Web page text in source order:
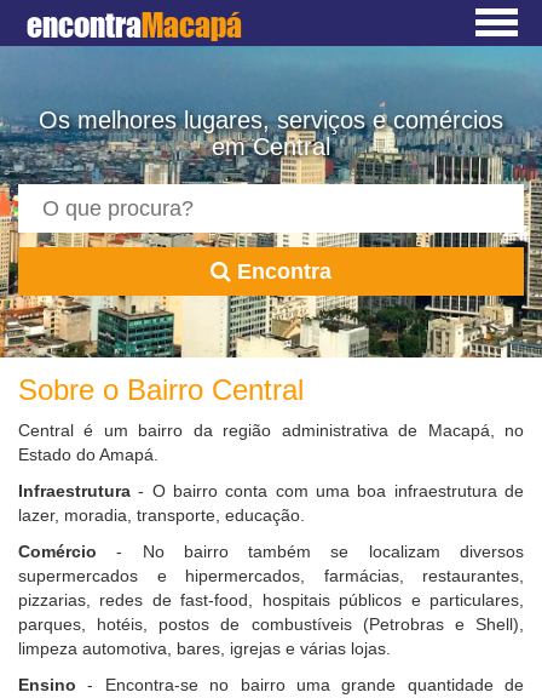
encontraMacapá
Os melhores lugares, serviços e comércios
em Central
Encontra
Sobre o Bairro Central
Central é um bairro da região administrativa de Macapá, no
Estado do Amapá.
Infraestrutura - O bairro conta com uma boa infraestrutura de
lazer, moradia, transporte, educação.
Comércio - No bairro também se localizam diversos
supermercados e hipermercados, farmácias, restaurantes,
pizzarias, redes de fast-food, hospitais públicos e particulares,
parques, hotéis, postos de combustíveis (Petrobras e Shell),
limpeza automotiva, bares, igrejas e várias lojas.
Ensino - Encontra-se no bairro uma grande quantidade de